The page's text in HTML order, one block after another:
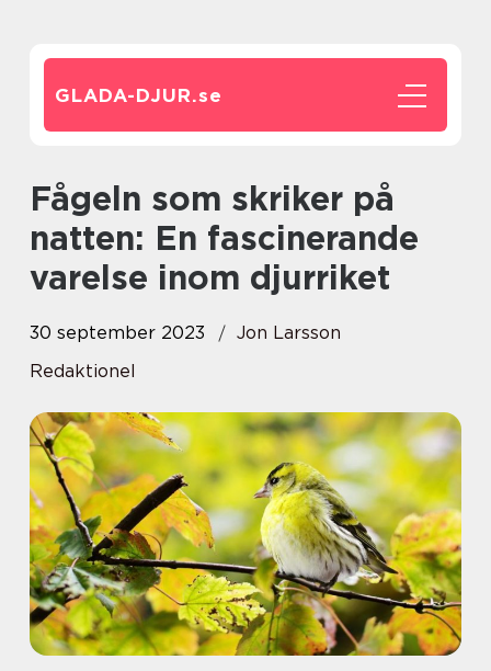
GLADA-DJUR.se
Fågeln som skriker på
natten: En fascinerande
varelse inom djurriket
30 september 2023
Jon Larsson
Redaktionel